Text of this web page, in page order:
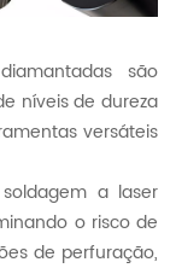
são
níveis de dureza
versáteis
a laser
o risco de
de perfuração,